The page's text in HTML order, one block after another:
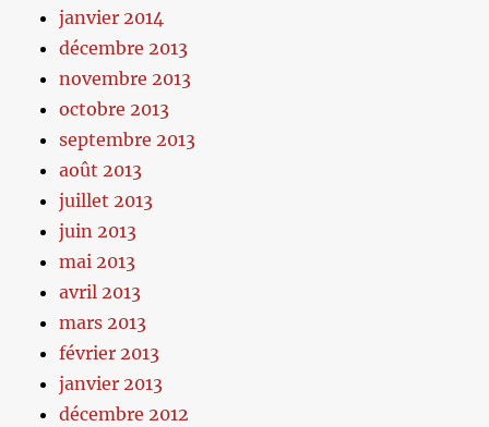
janvier 2014
décembre 2013
novembre 2013
octobre 2013
septembre 2013
août 2013
juillet 2013
juin 2013
mai 2013
avril 2013
mars 2013
février 2013
janvier 2013
décembre 2012